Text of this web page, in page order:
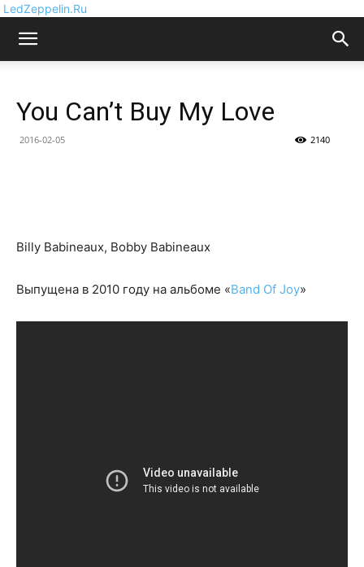
LedZeppelin.Ru
You Can’t Buy My Love
2016-02-05 2140
Billy Babineaux, Bobby Babineaux
Выпущена в 2010 году на альбоме «Band Of Joy»